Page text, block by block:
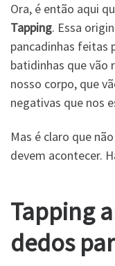
Ora, é então aqui
Tapping. Essa
pancadinhas feitas
batidinhas que vão
nosso corpo, que
negativas que nos
Mas é claro que
devem acontecer.
Tapping
dedos